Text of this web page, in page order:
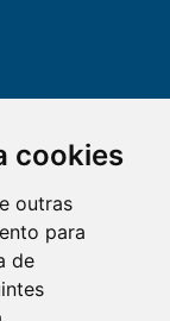
cookies
outras
para
de